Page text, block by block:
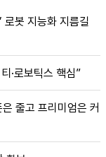
로봇 지능화 지름길
·로보틱스 핵심”
줄고 프리미엄은 커